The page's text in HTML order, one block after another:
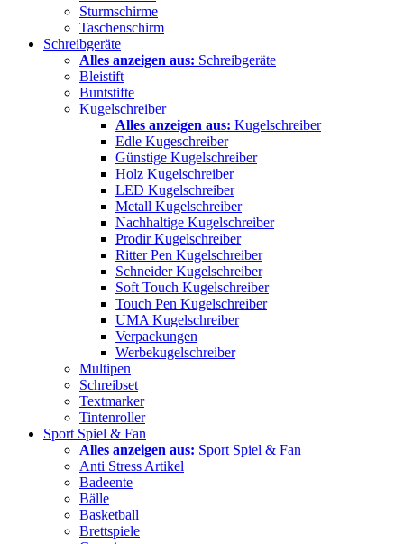
Sturmschirme
Taschenschirm
Schreibgeräte
Alles anzeigen aus: Schreibgeräte
Bleistift
Buntstifte
Kugelschreiber
Alles anzeigen aus: Kugelschreiber
Edle Kugeschreiber
Günstige Kugelschreiber
Holz Kugelschreiber
LED Kugelschreiber
Metall Kugelschreiber
Nachhaltige Kugelschreiber
Prodir Kugelschreiber
Ritter Pen Kugelschreiber
Schneider Kugelschreiber
Soft Touch Kugelschreiber
Touch Pen Kugelschreiber
UMA Kugelschreiber
Verpackungen
Werbekugelschreiber
Multipen
Schreibset
Textmarker
Tintenroller
Sport Spiel & Fan
Alles anzeigen aus: Sport Spiel & Fan
Anti Stress Artikel
Badeente
Bälle
Basketball
Brettspiele